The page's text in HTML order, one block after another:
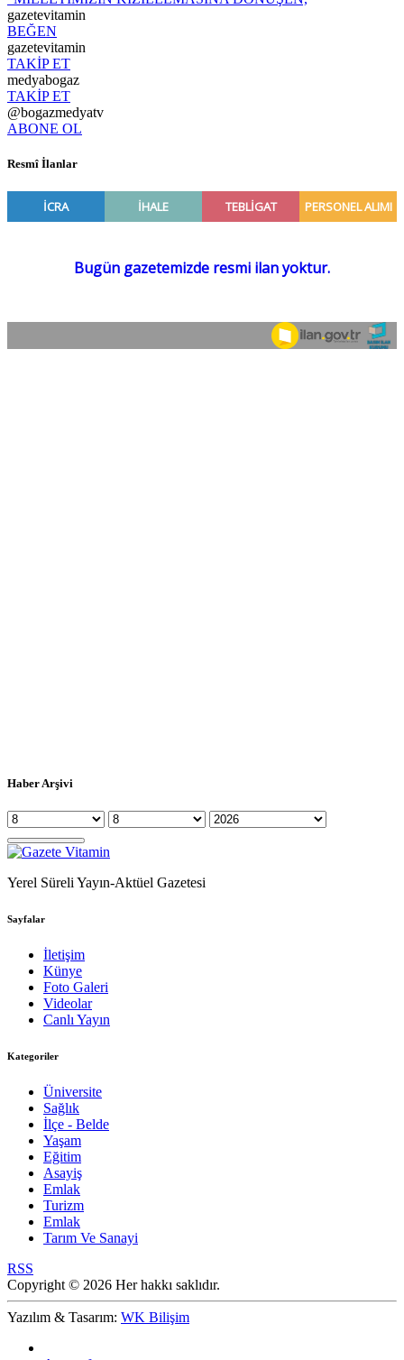
gazetevitamin
BEĞEN
gazetevitamin
TAKİP ET
medyabogaz
TAKİP ET
@bogazmedyatv
ABONE OL
Resmî İlanlar
Haber Arşivi
Yerel Süreli Yayın-Aktüel Gazetesi
Sayfalar
İletişim
Künye
Foto Galeri
Videolar
Canlı Yayın
Kategoriler
Üniversite
Sağlık
İlçe - Belde
Yaşam
Eğitim
Asayiş
Emlak
Turizm
Emlak
Tarım Ve Sanayi
RSS
Copyright © 2026 Her hakkı saklıdır.
Yazılım & Tasarım: WK Bilişim